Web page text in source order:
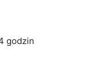
godzin